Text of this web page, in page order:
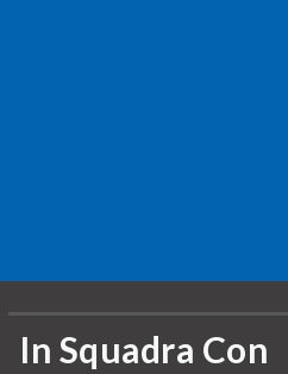
In Squadra Con